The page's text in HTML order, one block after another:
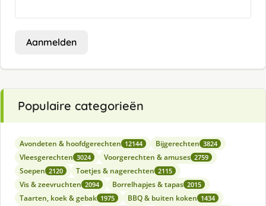
Aanmelden
Populaire categorieën
Avondeten & hoofdgerechten 12144 Bijgerechten 3824
Vleesgerechten 3024 Voorgerechten & amuses 2759
Soepen 2120 Toetjes & nagerechten 2115
Vis & zeevruchten 2094 Borrelhapjes & tapas 2015
Taarten, koek & gebak 1975 BBQ & buiten koken 1434